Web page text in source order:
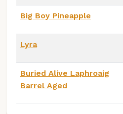
Big Boy Pineapple
Lyra
Buried Alive Laphroaig
Barrel Aged